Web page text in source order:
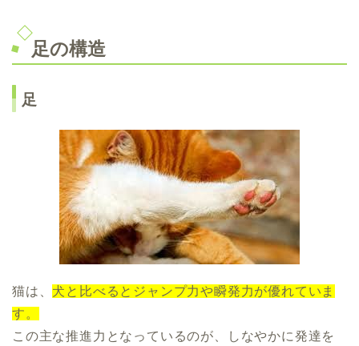
足の構造
足
猫は、 犬と比べるとジャンプ力や瞬発力が優れていま
す。
この主な推進力となっているのが、しなやかに発達を